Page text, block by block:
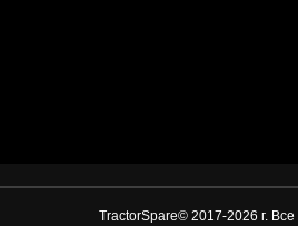
TractorSpare© 2017-2026 г.